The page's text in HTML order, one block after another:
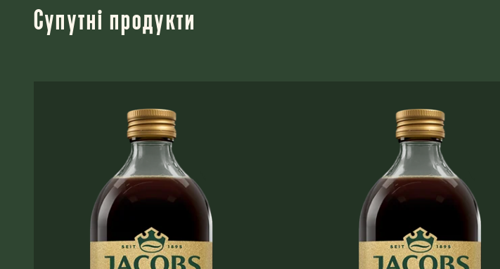
Супутні продукти